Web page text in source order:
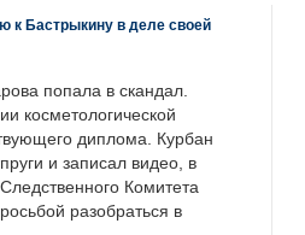
к Бастрыкину в деле своей
попала в скандал.
косметологической
диплома. Курбан
и записал видео, в
Комитета
разобраться в